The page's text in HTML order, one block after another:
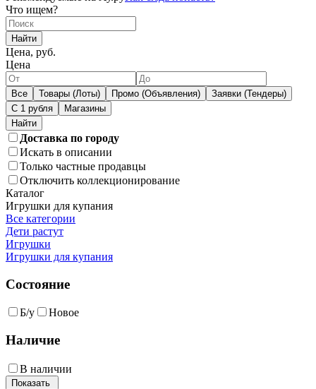
Что ищем?
Найти
Цена, руб.
Цена
Все Товары (Лоты) Промо (Объявления)
Заявки (Тендеры)
С 1 рубля
Магазины
Доставка по городу
Искать в описании
Только частные продавцы
Отключить коллекционирование
Каталог
Игрушки для купания
Все категории
Дети растут
Игрушки
Игрушки для купания
Состояние
Б/у Новое
Наличие
В наличии